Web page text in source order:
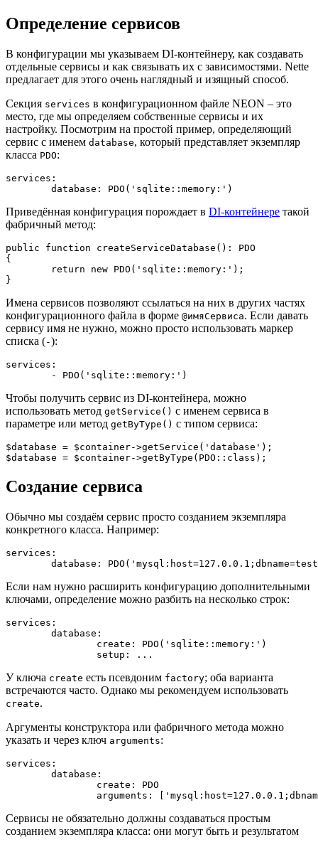
Определение сервисов
В конфигурации мы указываем DI-контейнеру, как создавать
отдельные сервисы и как связывать их с зависимостями. Nette
предлагает для этого очень наглядный и изящный способ.
Секция services в конфигурационном файле NEON – это
место, где мы определяем собственные сервисы и их
настройку. Посмотрим на простой пример, определяющий
сервис с именем database, который представляет экземпляр
класса PDO:
services:
Приведённая конфигурация порождает в DI-контейнере такой
фабричный метод:
public function createServiceDatabase(): PDO
{
Имена сервисов позволяют ссылаться на них в других частях
конфигурационного файла в форме @имяСервиса. Если давать
сервису имя не нужно, можно просто использовать маркер
списка (-):
services:
Чтобы получить сервис из DI-контейнера, можно
использовать метод getService() с именем сервиса в
параметре или метод getByType() с типом сервиса:
$database = $container->getService('database');
Создание сервиса
Обычно мы создаём сервис просто созданием экземпляра
конкретного класса. Например:
services:
Если нам нужно расширить конфигурацию дополнительными
ключами, определение можно разбить на несколько строк:
services:
У ключа create есть псевдоним factory; оба варианта
встречаются часто. Однако мы рекомендуем использовать
create.
Аргументы конструктора или фабричного метода можно
указать и через ключ arguments:
services:
Сервисы не обязательно должны создаваться простым
созданием экземпляра класса: они могут быть и результатом